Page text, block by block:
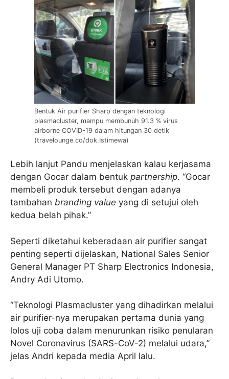
Bentuk Air purifier Sharp dengan teknologi
plasmacluster, mampu membunuh 91.3 % virus
airborne COVID-19 dalam hitungan 30 detik
(travelounge.co/dok.Istimewa)
Lebih lanjut Pandu menjelaskan kalau kerjasama
dengan Gocar dalam bentuk partnership. “Gocar
membeli produk tersebut dengan adanya
tambahan branding value yang di setujui oleh
kedua belah pihak.”
Seperti diketahui keberadaan air purifier sangat
penting seperti dijelaskan, National Sales Senior
General Manager PT Sharp Electronics Indonesia,
Andry Adi Utomo.
“Teknologi Plasmacluster yang dihadirkan melalui
air purifier-nya merupakan pertama dunia yang
lolos uji coba dalam menurunkan risiko penularan
Novel Coronavirus (SARS-CoV-2) melalui udara,”
jelas Andri kepada media April lalu.